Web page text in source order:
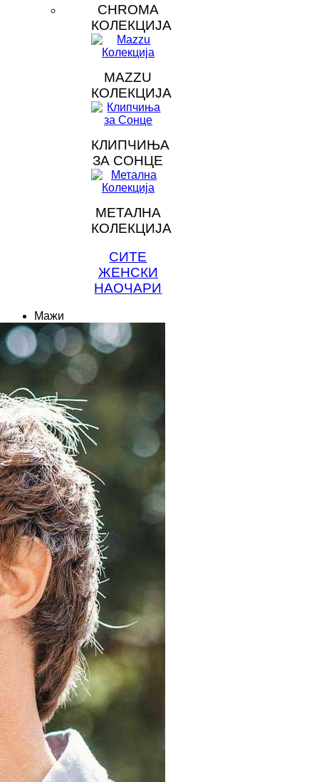
CHROMA
КОЛЕКЦИЈА
MAZZU
КОЛЕКЦИЈА
КЛИПЧИЊА
ЗА СОНЦЕ
МЕТАЛНА
КОЛЕКЦИЈА
СИТЕ
ЖЕНСКИ
НАОЧАРИ
Мажи